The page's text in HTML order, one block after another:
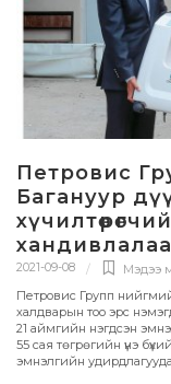
Петровис
Багануур
хандивлалаа
2021-09-08 Мэдээ
Петровис Групп
халдварын тоо эрс
21 аймгийн нэгдсэн
55 сая төгрөгийн үнэ
эмнэлгийн